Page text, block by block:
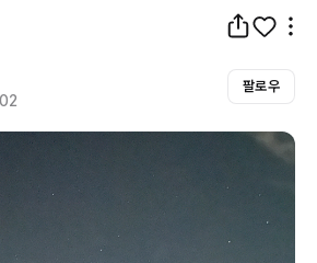
팔로우